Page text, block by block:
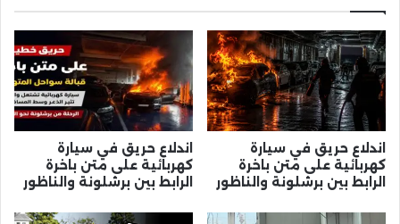
اندلاع حريق في سيارة
كهربائية على متن باخرة
الرابط بين برشلونة والناظور
اندلاع حريق في سيارة
كهربائية على متن باخرة
الرابط بين برشلونة والناظور